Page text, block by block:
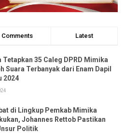
Comments Latest
35 Caleg DPRD Mimika
Suara Terbanyak dari Enam Dapil
2024
di Lingkup Pemkab Mimika
Johannes Rettob Pastikan
Politik